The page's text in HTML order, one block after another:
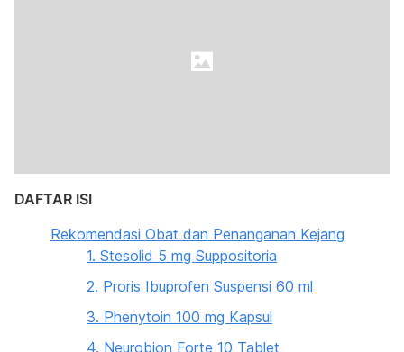
DAFTAR ISI
Rekomendasi Obat dan Penanganan Kejang
1. Stesolid 5 mg Suppositoria
2. Proris Ibuprofen Suspensi 60 ml
3. Phenytoin 100 mg Kapsul
4. Neurobion Forte 10 Tablet